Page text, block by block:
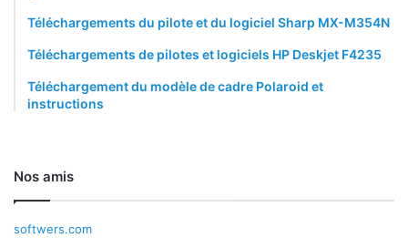
Téléchargements du pilote et du logiciel Sharp MX-M354N
Téléchargements de pilotes et logiciels HP Deskjet F4235
Téléchargement du modèle de cadre Polaroid et
instructions
Nos amis
softwers.com